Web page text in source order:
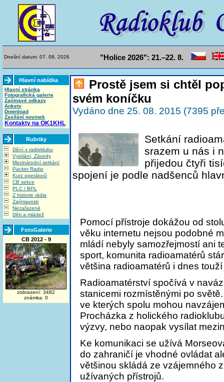
Dnešní datum: 07. 08. 2026 "Holice 2026": 21.–22. 8.
Hlavní nabídka
Hlavní stránka
Fotografická galerie
Zajímavé odkazy
Ankety
Download
Zasílání novinek
Kontakty na OK1KHL
Rubriky
Dění v radioklubu
Vysílání, Závody
Mezinárodní setkání
Packet Radio
Kurz operátorů
CB sekce
PLC / BPL
Z historie rádia
Zajímavosti
Nezařazené
Děti a mládež
FotoGalerie
CB 2012 - 9
zobrazení: 3482
známka: 0
Prostě jsem si chtěl
svém koníčku
Vydáno dne 25. 08. 2015 (7395
Setkání
srazem u nás i
přijedou čtyři
spojení je podle nadšenců
Pomocí přístroje dokážou od
věku internetu nejsou podobné
mládí nebyly samozřejmostí ani
sport, komunita radioamatérů
většina radioamatérů i dnes
Radioamatérství spočívá v
stanicemi rozmístěnými po
ve kterých spolu mohou
Procházka z holického
výzvy, nebo naopak vysílat
Ke komunikaci se užívá
do zahraničí je vhodné ovládat
většinou skládá ze vzájemného
užívaných přístrojů.